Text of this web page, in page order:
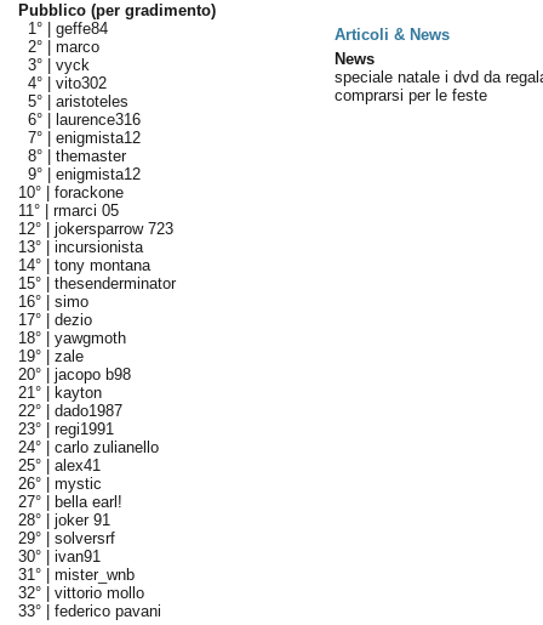
Pubblico (per gradimento)
1° | geffe84
2° | marco
3° | vyck
4° | vito302
5° | aristoteles
6° |
laurence316
7° | enigmista12
8° | themaster
9° | enigmista12
10° | forackone
11° | rmarci 05
12° | jokersparrow 723
13° | incursionista
14° | tony montana
15° | thesenderminator
16° | simo
17° | dezio
18° | yawgmoth
19° | zale
20° | jacopo b98
21° |
kayton
22° | dado1987
23° | regi1991
24° | carlo zulianello
25° | alex41
26° | mystic
27° |
bella earl!
28° | joker 91
29° | solversrf
30° | ivan91
31° | mister_wnb
32° | vittorio mollo
33° | federico pavani
Articoli & News
News
speciale natale i dvd da
comprarsi per le feste